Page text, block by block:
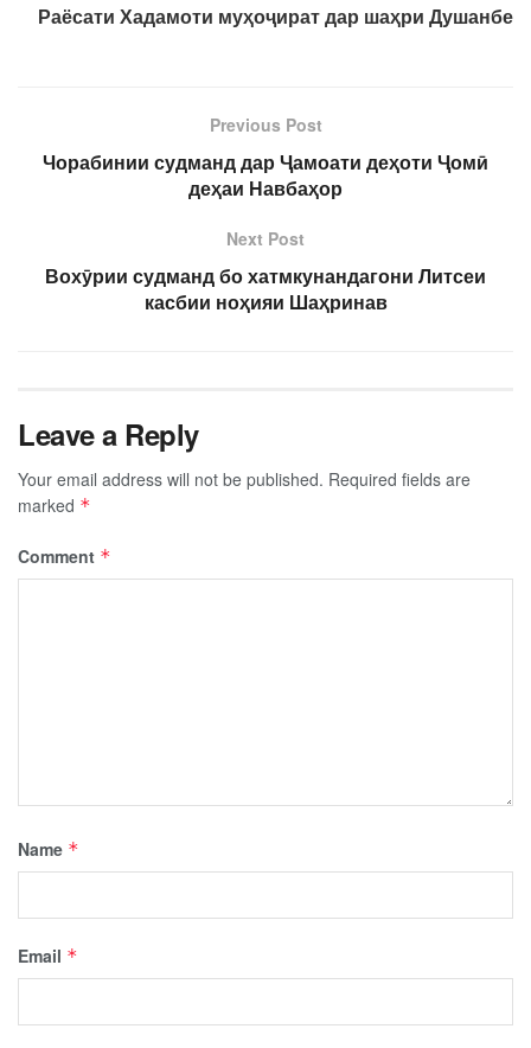
Раёсати Хадамоти муҳоҷират дар шаҳри Душанбе
Previous Post
Чорабинии судманд дар Ҷамоати деҳоти Ҷомӣ
деҳаи Навбаҳор
Next Post
Вохӯрии судманд бо хатмкунандагони Литсеи
касбии ноҳияи Шаҳринав
Leave a Reply
Your email address will not be published. Required fields are
marked *
Comment *
Name *
Email *